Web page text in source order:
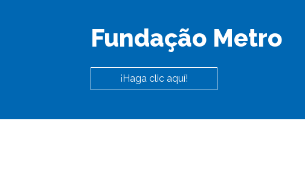
Fundação Metro
¡Haga clic aquí!